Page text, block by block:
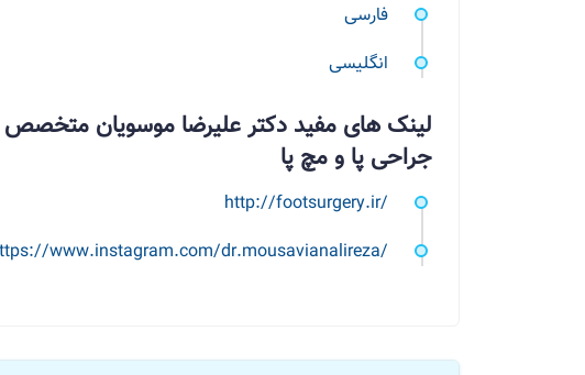
فارسی
انگلیسی
لینک های مفید دکتر علیرضا موسویان
جراحی پا و مچ پا
http://footsurgery.ir/
www.instagram.com/dr.mousavianalireza/